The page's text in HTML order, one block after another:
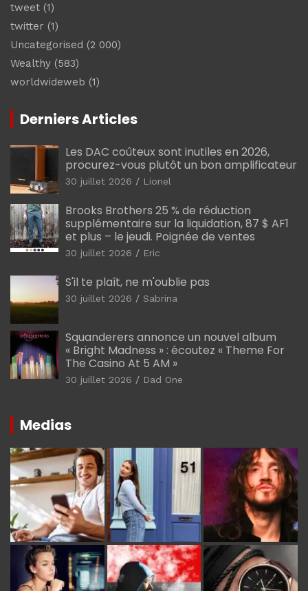
tweet (1)
twitter (1)
Uncategorised (2 000)
Wealthy (583)
worldwideweb (1)
Derniers Articles
Les DAC coûteux sont inutiles en 2026,
procurez-vous plutôt un bon amplificateur
30 juillet 2026 Lionel
Brooks Brothers 25 % de réduction
supplémentaire sur la liquidation, 87 $ AF1
et plus – le jeudi. Poignée de ventes
30 juillet 2026 Eric
S'il te plaît, ne m'oublie pas
30 juillet 2026 Sabrina
Squanderers annonce un nouvel album
« Bright Madness » : écoutez « Theme For
The Casino At 5 AM »
30 juillet 2026 Dad One
Medias